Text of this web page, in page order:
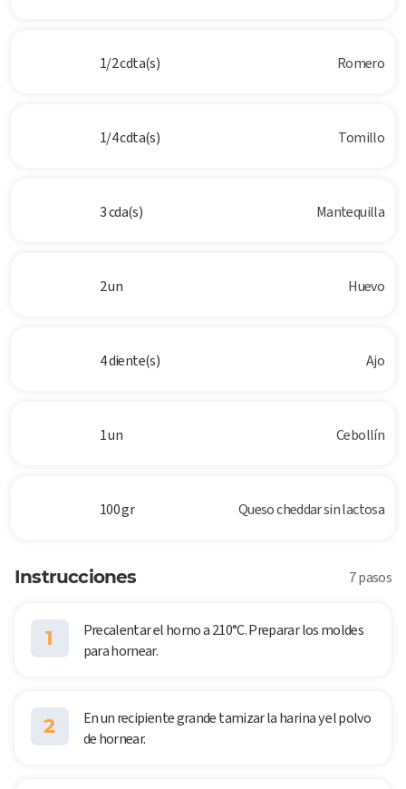
1/2 cdta(s) Romero
1/4 cdta(s) Tomillo
3 cda(s) Mantequilla
2 un Huevo
4 diente(s) Ajo
1 un Cebollín
100 gr Queso cheddar sin lactosa
Instrucciones 7 pasos
1
Precalentar el horno a 210°C. Preparar los moldes
para hornear.
2
En un recipiente grande tamizar la harina y el polvo
de hornear.